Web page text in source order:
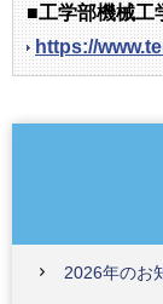
■工学部機械工
https://
2026年のお